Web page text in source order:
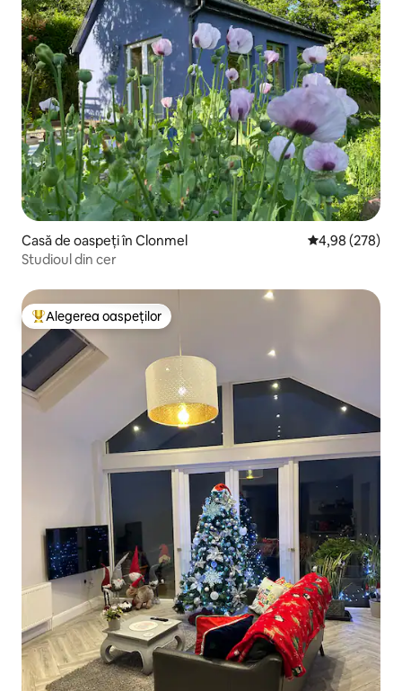
Casă de oaspeți în Clonmel Scor mediu de
4,98 (278)
Studioul din cer
Locuință din topul categoriei Alegerea oaspeților
Alegerea oaspeților